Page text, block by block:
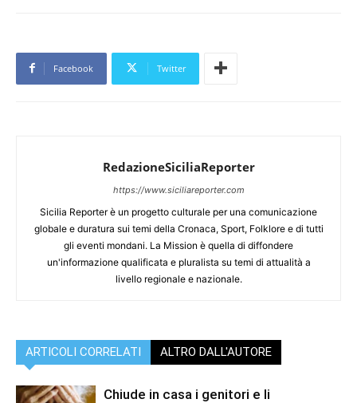
Facebook Twitter
RedazioneSiciliaReporter
https://www.siciliareporter.com
Sicilia Reporter è un progetto culturale per una comunicazione
globale e duratura sui temi della Cronaca, Sport, Folklore e di tutti
gli eventi mondani. La Mission è quella di diffondere
un'informazione qualificata e pluralista su temi di attualità a
livello regionale e nazionale.
ARTICOLI CORRELATI ALTRO DALL'AUTORE
Chiude in casa i genitori e li